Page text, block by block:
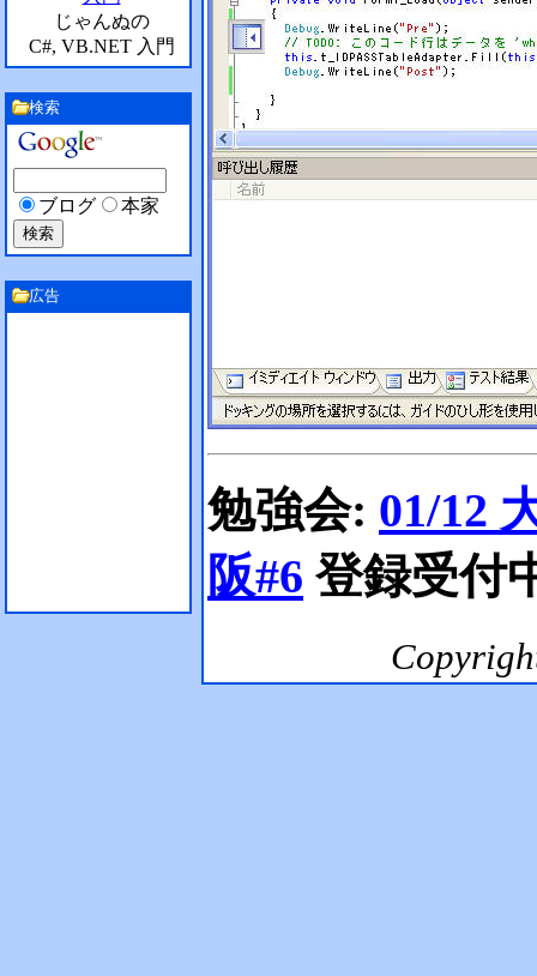
勉強会: 01/12
阪#6 登録受付
じゃんぬの
C#, VB.NET 入門
検索
ブログ 本家
広告